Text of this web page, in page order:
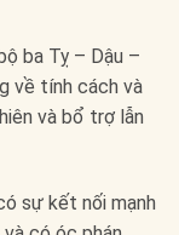
ba Tỵ – Dậu –
về tính cách và
và bổ trợ lẫn
sự kết nối mạnh